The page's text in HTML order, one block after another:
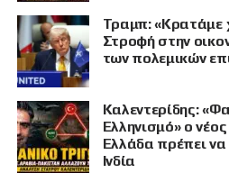
Τραμπ: «Κρατάμε
Στροφή στην
των πολεμικών
Καλεντερίδης:
Ελληνισμό» ο
Ελλάδα πρέπει
Ινδία